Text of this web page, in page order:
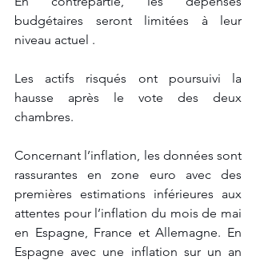
budgétaires seront limitées à leur
niveau actuel .
Les actifs risqués ont poursuivi la
hausse après le vote des deux
chambres.
Concernant l’inflation, les données sont
rassurantes en zone euro avec des
premières estimations inférieures aux
attentes pour l’inflation du mois de mai
en Espagne, France et Allemagne. En
Espagne avec une inflation sur un an